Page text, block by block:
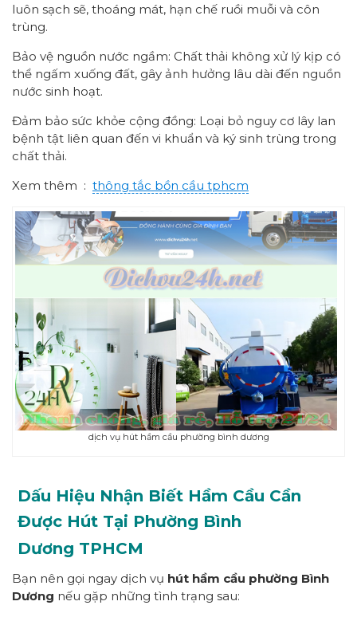
luôn sạch sẽ, thoáng mát, hạn chế ruồi muỗi và côn
trùng.
Bảo vệ nguồn nước ngầm: Chất thải không xử lý kịp có
thể ngấm xuống đất, gây ảnh hưởng lâu dài đến nguồn
nước sinh hoạt.
Đảm bảo sức khỏe cộng đồng: Loại bỏ nguy cơ lây lan
bệnh tật liên quan đến vi khuẩn và ký sinh trùng trong
chất thải.
Xem thêm : thông tắc bồn cầu tphcm
dịch vụ hút hầm cầu phường bình dương
Dấu Hiệu Nhận Biết Hầm Cầu Cần
Được Hút Tại Phường Bình
Dương TPHCM
Bạn nên gọi ngay dịch vụ hút hầm cầu phường Bình
Dương nếu gặp những tình trạng sau: